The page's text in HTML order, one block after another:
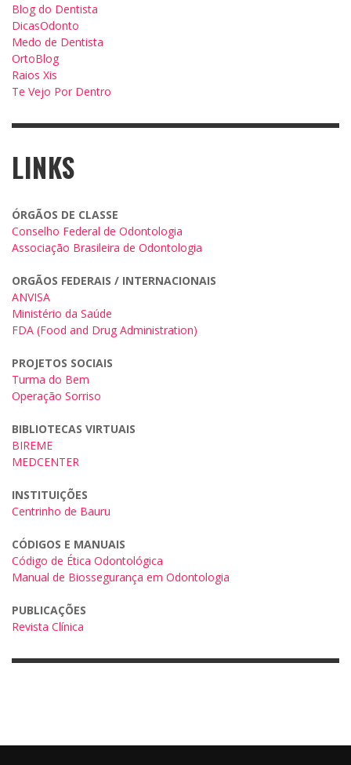
Blog do Dentista
DicasOdonto
Medo de Dentista
OrtoBlog
Raios Xis
Te Vejo Por Dentro
LINKS
ÓRGÃOS DE CLASSE
Conselho Federal de Odontologia
Associação Brasileira de Odontologia
ORGÃOS FEDERAIS / INTERNACIONAIS
ANVISA
Ministério da Saúde
FDA (Food and Drug Administration)
PROJETOS SOCIAIS
Turma do Bem
Operação Sorriso
BIBLIOTECAS VIRTUAIS
BIREME
MEDCENTER
INSTITUIÇÕES
Centrinho de Bauru
CÓDIGOS E MANUAIS
Código de Ética Odontológica
Manual de Biossegurança em Odontologia
PUBLICAÇÕES
Revista Clínica